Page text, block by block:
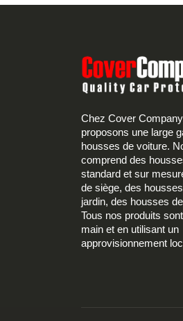
Chez Cover
proposons une large
housses de voiture.
comprend des
standard et sur
de siège, des
jardin, des housses
Tous nos produits
main et en utilisant un
approvisionnement